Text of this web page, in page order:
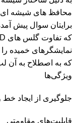
برایتان سوال پیش
که به اصطلاح به آن
ویژگی‌ها
جلوگیری از ایجاد
قابلیت‌های مقاومتی